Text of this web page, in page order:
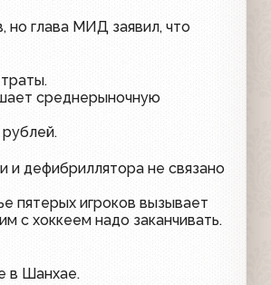
но глава МИД заявил, что
среднерыночную
дефибриллятора не связано
пятерых игроков вызывает
с хоккеем надо заканчивать.
в Шанхае.